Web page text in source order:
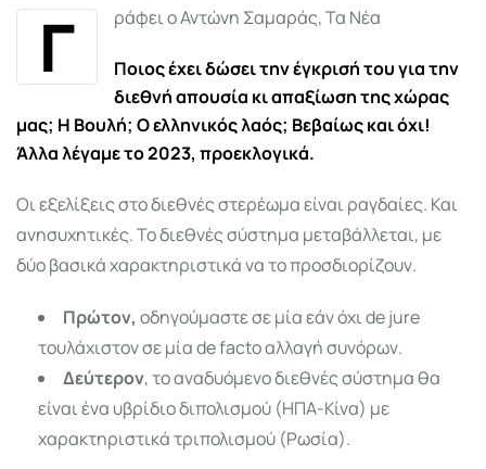
Γ ράφει ο Αντώνη Σαμαράς, Τα Νέα
Ποιος έχει δώσει την έγκρισή του για την
διεθνή απουσία κι απαξίωση της χώρας
μας; Η Βουλή; Ο ελληνικός λαός; Βεβαίως και όχι!
Άλλα λέγαμε το 2023, προεκλογικά.
Οι εξελίξεις στο διεθνές στερέωμα είναι ραγδαίες. Και
ανησυχητικές. Το διεθνές σύστημα μεταβάλλεται, με
δύο βασικά χαρακτηριστικά να το προσδιορίζουν.
Πρώτον, οδηγούμαστε σε μία εάν όχι de jure
τουλάχιστον σε μία de facto αλλαγή συνόρων.
Δεύτερον, το αναδυόμενο διεθνές σύστημα θα
είναι ένα υβρίδιο διπολισμού (ΗΠΑ-Κίνα) με
χαρακτηριστικά τριπολισμού (Ρωσία).